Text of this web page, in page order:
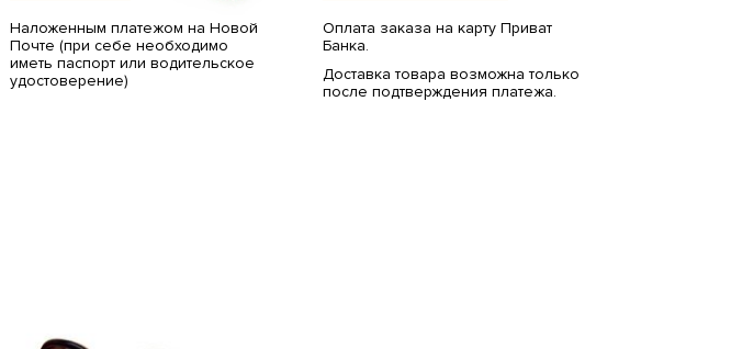
Наложенным платежом на Новой
Почте (при себе необходимо
иметь паспорт или водительское
удостоверение)
Оплата заказа на карту Приват
Банка.
Доставка товара возможна только
после подтверждения платежа.